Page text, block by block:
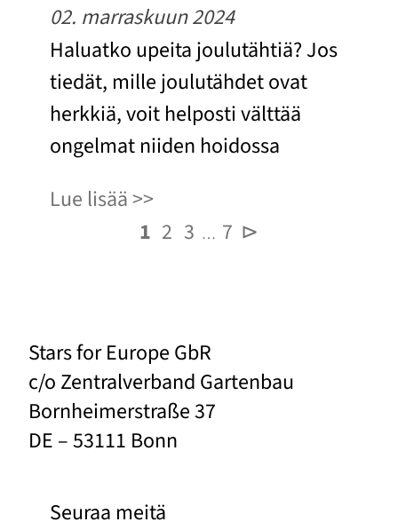
02. marraskuun 2024
Haluatko upeita joulutähtiä? Jos
tiedät, mille joulutähdet ovat
herkkiä, voit helposti välttää
ongelmat niiden hoidossa
Lue lisää
1 2 3 … 7 ⊳
Stars for Europe GbR
c/o Zentralverband Gartenbau
Bornheimerstraße 37
DE – 53111 Bonn
Seuraa meitä